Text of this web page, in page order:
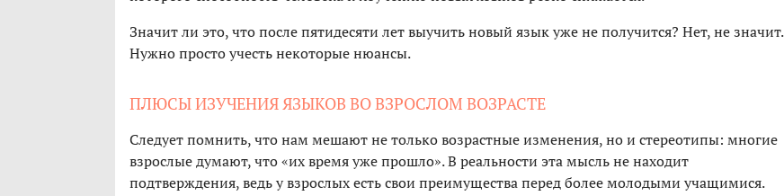
Значит ли это, что после пятидесяти лет выучить новый язык уже не получится? Нет, не значит.
Нужно просто учесть некоторые нюансы.
ПЛЮСЫ ИЗУЧЕНИЯ ЯЗЫКОВ ВО ВЗРОСЛОМ ВОЗРАСТЕ
Следует помнить, что нам мешают не только возрастные изменения, но и стереотипы: многие
взрослые думают, что «их время уже прошло». В реальности эта мысль не находит
подтверждения, ведь у взрослых есть свои преимущества перед более молодыми учащимися.